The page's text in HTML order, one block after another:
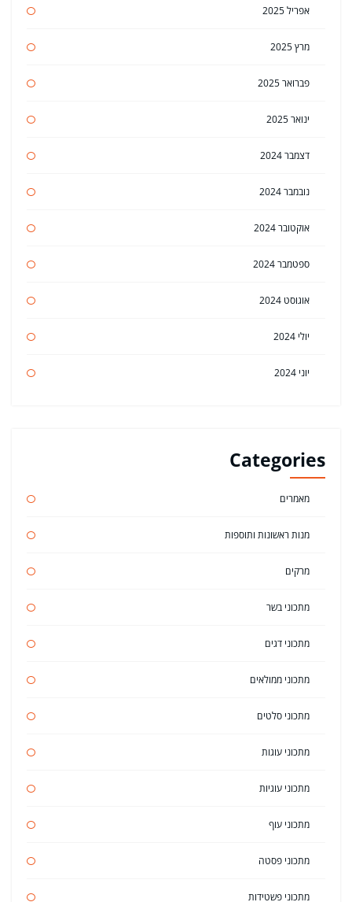
אפריל 2025
מרץ 2025
פברואר 2025
ינואר 2025
דצמבר 2024
נובמבר 2024
אוקטובר 2024
ספטמבר 2024
אוגוסט 2024
יולי 2024
יוני 2024
Categories
מאמרים
מנות ראשונות ותוספות
מרקים
מתכוני בשר
מתכוני דגים
מתכוני ממולאים
מתכוני סלטים
מתכוני עוגות
מתכוני עוגיות
מתכוני עוף
מתכוני פסטה
מתכוני פשטידות